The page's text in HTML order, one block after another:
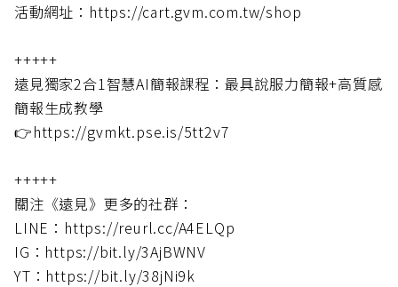
活動網址：https://cart.gvm.com.tw/shop
+++++
遠見獨家2合1智慧AI簡報課程：最具說服力簡報+高質感
簡報生成教學
👉https://gvmkt.pse.is/5tt2v7
+++++
關注《遠見》更多的社群：
LINE：https://reurl.cc/A4ELQp
IG：https://bit.ly/3AjBWNV
YT：https://bit.ly/38jNi9k